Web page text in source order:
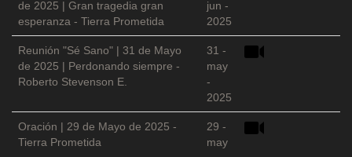
de 2025 | Gran tragedia gran
esperanza - Tierra Prometida
jun -
2025
Reunión "Sé Sano" | 31 de Mayo
de 2025 | Perdonando siempre -
Roberto Stevenson E.
31 -
may
-
2025
Oración | 29 de Mayo de 2025 -
Tierra Prometida
29 -
may